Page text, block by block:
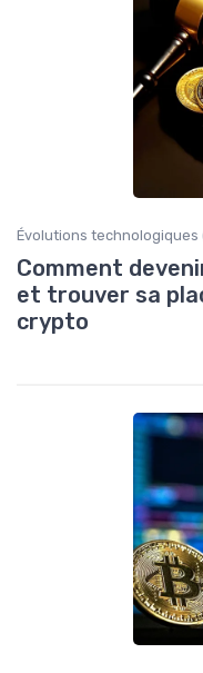
Évolutions technologiques
Comment
et trouver sa
crypto